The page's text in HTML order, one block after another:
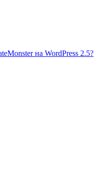
на WordPress 2.5?